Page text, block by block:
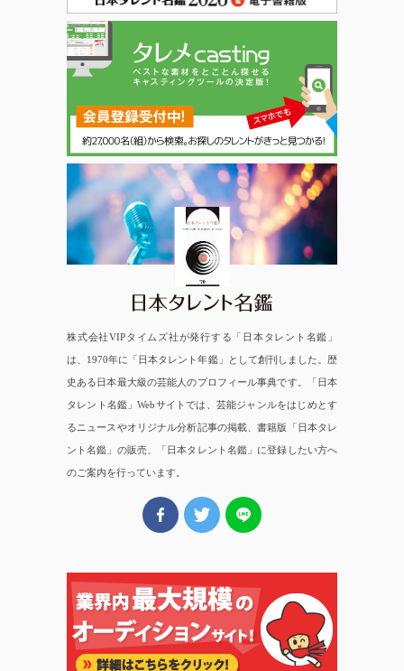
日本タレント名鑑
株式会社VIPタイムズ社が発行する「日本タレント名鑑」
は、1970年に「日本タレント年鑑」として創刊しました。歴
史ある日本最大級の芸能人のプロフィール事典です。「日本
タレント名鑑」Webサイトでは、芸能ジャンルをはじめとす
るニュースやオリジナル分析記事の掲載、書籍版「日本タレ
ント名鑑」の販売、「日本タレント名鑑」に登録したい方へ
のご案内を行っています。